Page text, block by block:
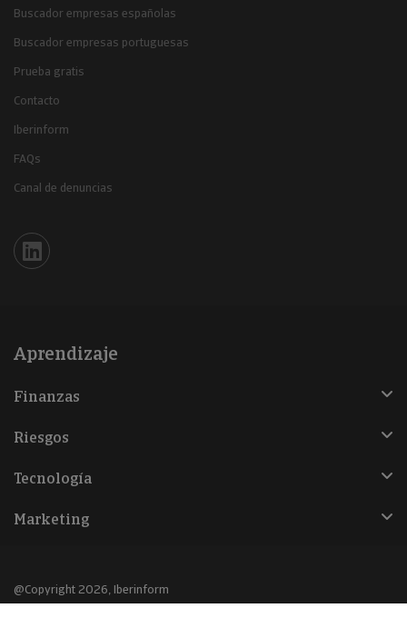
Buscador empresas españolas
Buscador empresas portuguesas
Prueba gratis
Contacto
Iberinform
FAQs
Canal de denuncias
Iberinform en Linkedin
Aprendizaje
Finanzas
Riesgos
Tecnología
Marketing
@Copyright 2026, Iberinform